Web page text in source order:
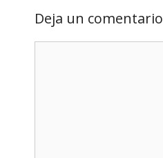
Deja un comentario